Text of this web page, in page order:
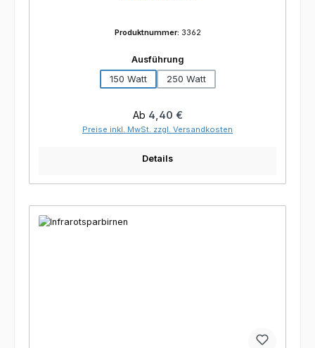
Produktnummer: 3362
Ausführungauswählen
150 Watt
250 Watt
Regulärer Preis:
Ab 4,40 €
Preise inkl. MwSt. zzgl. Versandkosten
Details